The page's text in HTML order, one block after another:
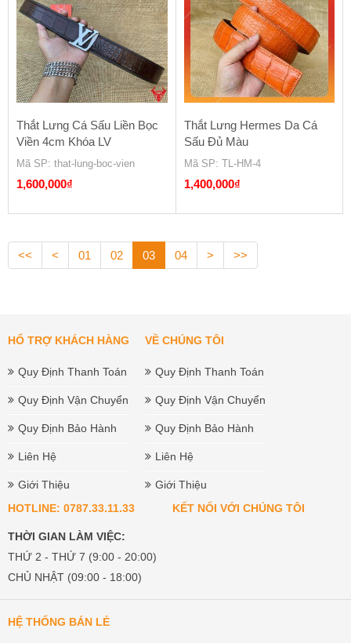
Thắt Lưng Cá Sấu Liền Bọc
Viền 4cm Khóa LV
Mã SP: that-lung-boc-vien
1,600,000₫
Thắt Lưng Hermes Da Cá
Sấu Đủ Màu
Mã SP: TL-HM-4
1,400,000₫
<< < 01 02 03 04 > >>
HỔ TRỢ KHÁCH HÀNG
Quy Định Thanh Toán
Quy Định Vận Chuyển
Quy Định Bảo Hành
Liên Hệ
Giới Thiệu
VỀ CHÚNG TÔI
Quy Định Thanh Toán
Quy Định Vận Chuyển
Quy Định Bảo Hành
Liên Hệ
Giới Thiệu
HOTLINE: 0787.33.11.33
THỜI GIAN LÀM VIỆC:
THỨ 2 - THỨ 7 (9:00 - 20:00)
CHỦ NHẬT (09:00 - 18:00)
KẾT NỐI VỚI CHÚNG TÔI
HỆ THỐNG BÁN LẺ